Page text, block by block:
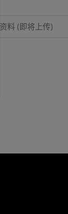
资料 (即将上传)